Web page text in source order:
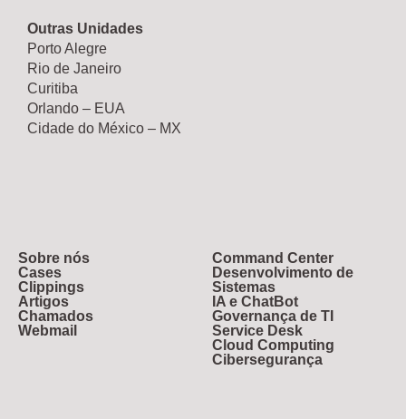
Outras Unidades
Porto Alegre
Rio de Janeiro
Curitiba
Orlando – EUA
Cidade do México – MX
Sobre nós
Cases
Clippings
Artigos
Chamados
Webmail
Command Center
Desenvolvimento de
Sistemas
IA e ChatBot
Governança de TI
Service Desk
Cloud Computing
Cibersegurança